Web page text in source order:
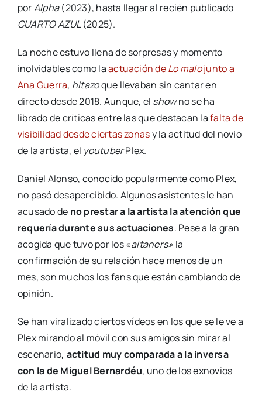
porAlpha(2023), hasta llegar al recién publicado
CUARTO AZUL (2025).
La noche estuvo llena de sorpresas y momento
inolvidables como laactuación deLo malojunto a
Ana Guerra, hitazoque llevaban sin cantar en
directo desde 2018. Aunque, el showno se ha
librado de críticas entre las que destacan lafalta de
visibilidad desde ciertas zonasy la actitud del novio
de la artista, el youtuberPlex.
Daniel Alonso, conocido popularmente como Plex,
no pasó desapercibido. Algunos asistentes le han
acusado de no prestar a la artista la atención que
requería durante sus actuaciones. Pese a la gran
acogida que tuvo por los «aitaners» la
confirmación de su relación hace menos de un
mes, son muchos los fans que están cambiando de
opinión.
Se han viralizado ciertos vídeos en los que se le ve a
Plex mirando al móvil con sus amigos sin mirar al
escenario, actitud muy comparada a la inversa
con la de Miguel Bernardéu, uno de los exnovios
de la artista.